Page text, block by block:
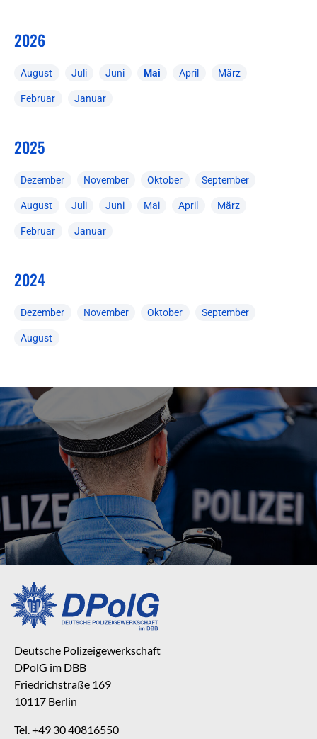
2026
August Juli Juni Mai April März
Februar Januar
2025
Dezember November Oktober September
August Juli Juni Mai April März
Februar Januar
2024
Dezember November Oktober September
August
Deutsche Polizeigewerkschaft
DPolG im DBB
Friedrichstraße 169
10117 Berlin
Tel. +49 30 40816550